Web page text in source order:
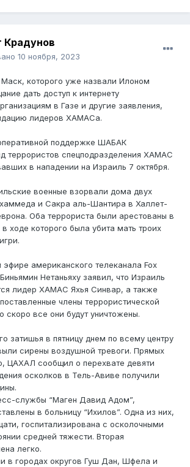
Крадунов
10 ноября, 2023
которого уже назвали Илоном
дать доступ к интернету
в Газе и другие заявления,
лидеров ХАМАСа.
поддержке ШАБАК
террористов спецподразделения ХАМАС
в нападении на Израиль 7 октября.
военные взорвали дома двух
и Сакра аль-Шантира в Халлет-
Оба террориста были арестованы в
в ходе которого была убита мать троих
эфире американского телеканала Fox
Нетаньяху заявил, что Израиль
лидер ХАМАС Яхья Синвар, а также
члены террористической
скоро все они будут уничтожены.
затишья в пятницу днем по всему центру
сирены воздушной тревоги. Прямых
ЦАХАЛ сообщил о перехвате девяти
осколков в Тель-Авиве получили
службы “Маген Давид Адом”,
в больницу “Ихилов”. Одна из них,
госпитализирована с осколочными
средней тяжести. Вторая
легко.
в городах округов Гуш Дан, Шфела и